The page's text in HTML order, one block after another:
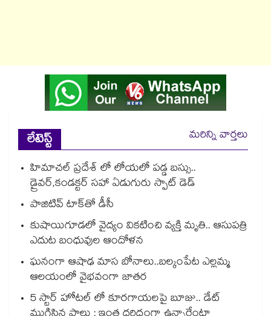
లేటెస్ట్
మరిన్ని వార్తలు
హిమాచల్ ప్రదేశ్ లో లోయలో పడ్డ బస్సు..
డ్రైవర్,కండక్టర్ సహా ఏడుగురు స్పాట్ డెడ్
పాజిటివ్ టాక్⁬తో డీసీ
కుషాయిగూడలో వైద్యం వికటించి వ్యక్తి మృతి.. ఆసుపత్రి
ఎదుట బంధువుల ఆందోళన
ఘనంగా ఆషాఢ మాస బోనాలు..బల్కంపేట ఎల్లమ్మ
ఆలయంలో వైభవంగా జాతర
5 స్టార్ హోటల్ లో కూరగాయలపై బూజు.. డేట్